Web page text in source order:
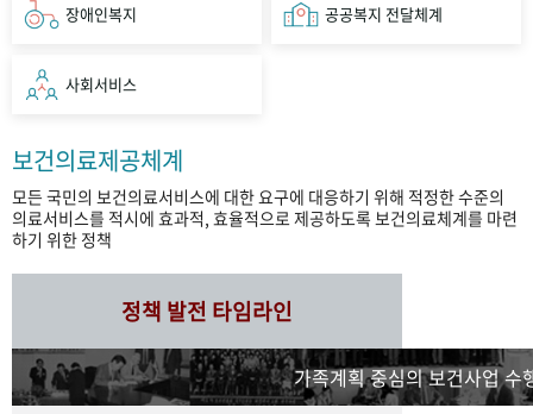
장애인복지 공공복지 전달체계
사회서비스
보건의료제공체계
모든 국민의 보건의료서비스에 대한 요구에 대응하기 위해 적정한 수준의
의료서비스를 적시에 효과적, 효율적으로 제공하도록 보건의료체계를 마련
하기 위한 정책
정책 발전 타임라인
가족계획 중심의 보건사업 수